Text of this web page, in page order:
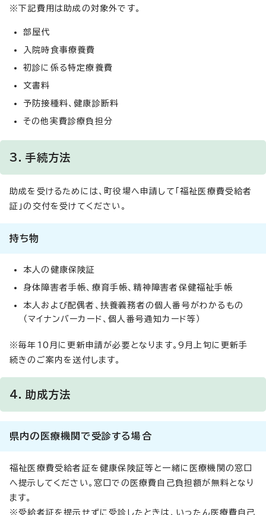
※下記費用は助成の対象外です。
部屋代
入院時食事療養費
初診に係る特定療養費
文書料
予防接種料、健康診断料
その他実費診療負担分
3．手続方法
助成を受けるためには、町役場へ申請して「福祉医療費受給者
証」の交付を受けてください。
持ち物
本人の健康保険証
身体障害者手帳、療育手帳、精神障害者保健福祉手帳
本人および配偶者、扶養義務者の個人番号がわかるもの
（マイナンバーカード、個人番号通知カード等）
※毎年10月に更新申請が必要となります。9月上旬に更新手
続きのご案内を送付します。
4．助成方法
県内の医療機関で受診する場合
福祉医療費受給者証を健康保険証等と一緒に医療機関の窓口
へ提示してください。窓口での医療費自己負担額が無料となり
ます。
※受給者証を提示せずに受診したときは、いったん医療費自己